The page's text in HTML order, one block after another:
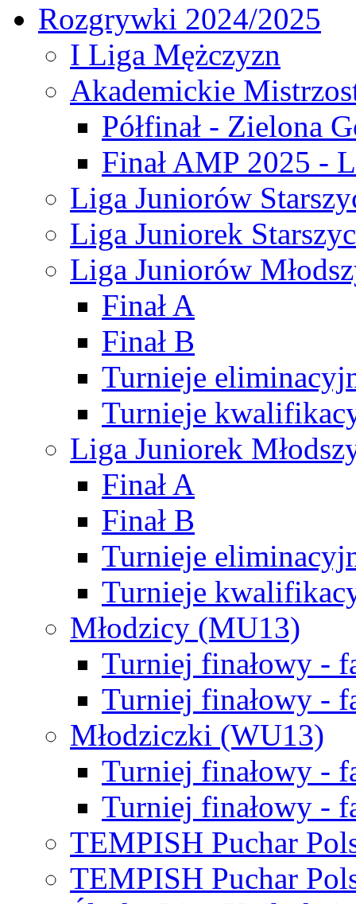
Rozgrywki 2024/2025
I Liga Mężczyzn
Akademickie
Półfinał - Zielona
Finał AMP 2025 -
Liga Juniorów
Liga Juniorek
Liga Juniorów
Finał A
Finał B
Turnieje
Turnieje
Liga Juniorek
Finał A
Finał B
Turnieje
Turnieje
Młodzicy (MU13)
Turniej finałowy -
Turniej finałowy -
Młodziczki (WU13)
Turniej finałowy -
Turniej finałowy -
TEMPISH Puchar
TEMPISH Puchar